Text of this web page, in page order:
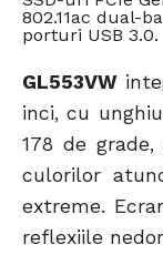
802.11ac dual-
porturi USB 3.0.
GL553VW
inci, cu
178 de
culorilor
extreme.
reflexiile